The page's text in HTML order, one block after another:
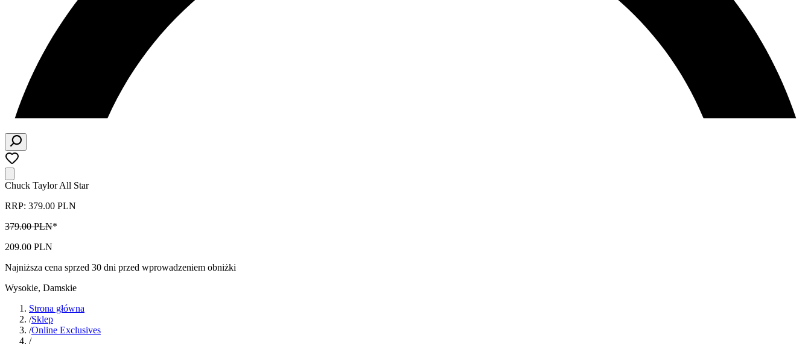
Chuck Taylor All Star
RRP: 379.00 PLN
379.00 PLN*
209.00 PLN
Najniższa cena sprzed 30 dni przed wprowadzeniem obniżki
Wysokie, Damskie
Strona główna
/Sklep
/Online Exclusives
/